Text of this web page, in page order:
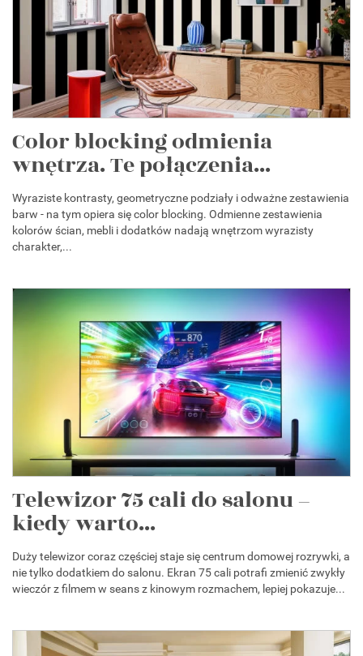
Color blocking odmienia
wnętrza. Te połączenia...
Wyraziste kontrasty, geometryczne podziały i odważne zestawienia
barw - na tym opiera się color blocking. Odmienne zestawienia
kolorów ścian, mebli i dodatków nadają wnętrzom wyrazisty
charakter,...
Telewizor 75 cali do salonu –
kiedy warto...
Duży telewizor coraz częściej staje się centrum domowej rozrywki, a
nie tylko dodatkiem do salonu. Ekran 75 cali potrafi zmienić zwykły
wieczór z filmem w seans z kinowym rozmachem, lepiej pokazuje...